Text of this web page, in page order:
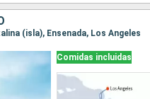
(isla), Ensenada, Los Angeles
Comidas incluidas